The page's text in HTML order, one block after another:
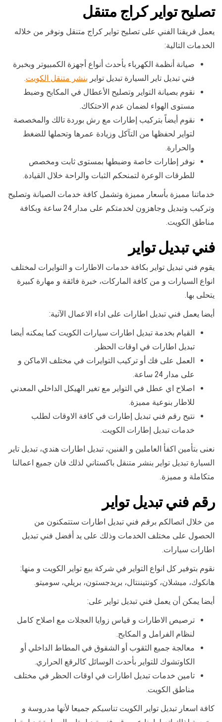
تصليح تواير كراج متنقل
يعمل فريقنا الفني على تصليح تواير كراج متنقل ونوفر من خلاله
الخدمات التالية:
صيانة أنظمة الكهرباء بأحدث أنواع أجهزة الكمبيوتر وبخبرة
فني تبديل تاير السيارة تبديل تواير بنشر متنقل الكويت.
نقوم بصيانة التواير وتصليح الأعطال في المكابح وضبط
مستوى الهواء لضمان عدم الاحتكاك.
نقوم أيضاً بتركيب إطارات مع رش بوردة تالك والمخصصة
لتواير لحفظها من التآكل وزيادة عمرها وتحملها للضغط
والحرارة.
نوفر إطارات خاصة وضبطها بمستوى ثابت ومخصص
للطرقات الوعرة لتمنحكم الثبات والراحة خلال القيادة.
خدماتنا مميزة بأسعار مميزة وتشمل كافة خدمات الصيانة وتصليح
وتركيب وتبديل وجاهزون لخدمتكم على مدار 24 ساعة وبكافة
مناطق الكويت.
فني تبديل تواير
يقوم فني تبديل تواير بكافة خدمات الاطارات و التوايرات لمختلف
انواع السيارات و من كافة الماركات، خبرة فائقة و مهارة كبيرة
يتحلى بها.
أيضا يعمل فني تبديل اطارات على اداء الاعمال الآتية:
القيام بخدمة تبديل اطارات سيارات الكويت كما يمكنه أيضا
تبديل اطارات في اوقات الحظر.
العمل على فك أو تركيب التوايرات في مختلف الاماكن و
على مدار 24 ساعة.
اصلاح اي عطل في التواير مع تغير الهيكل الداخلي المعدني
للاطار بنوعية مميزة.
نتيح رقم فني تبديل إطارات في كافة الاوقات لطلب
خدمات تبديل إطارات الكويت.
نعنى بتأمين اكفأ العاملين و الفنين، تبديل اطارات هندي، تبديل تاير
السيارة تبديل تواير بنشر متنقل باكستاني لذلك فان جميع اعمالنا
متكاملة و مميزة.
رقم فني تبديل تواير
من خلال اتصالكم برقم فني تبديل اطارات ستتمكنون من
الحصول على مختلف الخدمات وذلك على يد أفضل فني تبديل
اطارات سيارات.
نقوم بتوفير كل انواع التواير في شركة بيع تواير الكويت و منها:
هانكوك، ميشلان، كونتيننتال، بريدجستون، بريلي، سوميتو.
أيضا يمكن أن يعمل فني تبديل تواير على:
ترصيص الاطارات و قياس زوايا العجلات مع اصلاح كامل
لنظام الفرامل و المكابح.
معالجة جميع الثقوب أو الشقوق في المطاط الداخلي أو
الكاوتشوك للتواير بأحدث الوسائل كالرقع الحراري.
تامين خدمات تبديل اطارات في اوقات الحظر في مختلف
مناطق الكويت.
كافة اسعار تبديل تواير الكويت تناسبكم جميعا لأنها مدروسة و